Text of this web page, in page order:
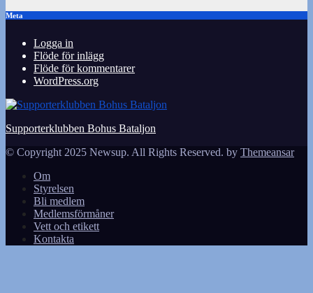
Meta
Logga in
Flöde för inlägg
Flöde för kommentarer
WordPress.org
Supporterklubben Bohus Bataljon
© Copyright 2025 Newsup. All Rights Reserved. by Themeansar
Om
Styrelsen
Bli medlem
Medlemsförmåner
Vett och etikett
Kontakta